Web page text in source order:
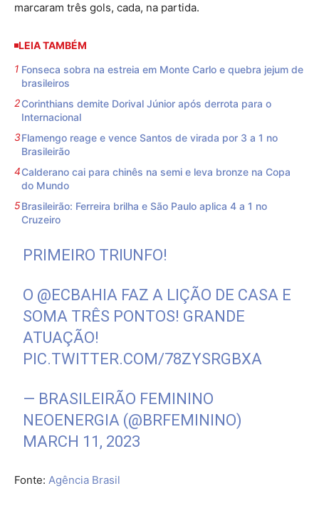
marcaram três gols, cada, na partida.
LEIA TAMBÉM
Fonseca sobra na estreia em Monte Carlo e quebra jejum de
brasileiros
Corinthians demite Dorival Júnior após derrota para o
Internacional
Flamengo reage e vence Santos de virada por 3 a 1 no
Brasileirão
Calderano cai para chinês na semi e leva bronze na Copa
do Mundo
Brasileirão: Ferreira brilha e São Paulo aplica 4 a 1 no
Cruzeiro
PRIMEIRO TRIUNFO!
O @ECBAHIA FAZ A LIÇÃO DE CASA E
SOMA TRÊS PONTOS! GRANDE
ATUAÇÃO!
PIC.TWITTER.COM/78ZYSRGBXA
— BRASILEIRÃO FEMININO
NEOENERGIA (@BRFEMININO)
MARCH 11, 2023
Fonte: Agência Brasil